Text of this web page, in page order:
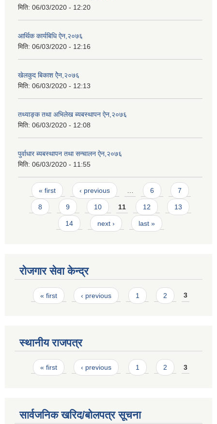
मिति: 06/03/2020 - 12:20
आर्थिक कार्यबिधि ऐन,२०७६
मिति: 06/03/2020 - 12:16
खेलकुद बिकाश ऐेन,२०७६
मिति: 06/03/2020 - 12:13
तथ्याङ्क तथा अभिलेख ब्यबस्थापन ऐन,२०७६
मिति: 06/03/2020 - 12:08
पुर्वाधार ब्यबस्थापन तथा सन्चालन ऐन,२०७६
मिति: 06/03/2020 - 11:55
Pages
« first ‹ previous 6 7
8 9 10 11 12 13
14 next › last »
रोजगार सेवा केन्द्र
Pages
« first ‹ previous 1 2 3
स्थानीय राजपत्र
Pages
« first ‹ previous 1 2 3
सार्वजनिक खरिद/बोलपत्र सूचना